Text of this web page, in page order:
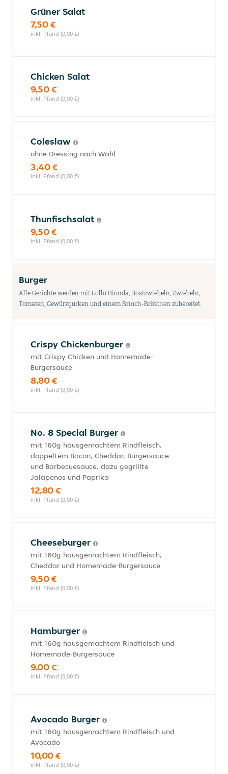
Grüner Salat
7,50 €
inkl. Pfand (0,00 €)
Chicken Salat
9,50 €
inkl. Pfand (0,00 €)
Coleslaw
ohne Dressing nach Wahl
3,40 €
inkl. Pfand (0,00 €)
Thunfischsalat
9,50 €
inkl. Pfand (0,00 €)
Burger
Alle Gerichte werden mit Lollo Bionda, Röstzwiebeln, Zwiebeln,
Tomaten, Gewürzgurken und einem Brioch-Brötchen zubereitet.
Crispy Chickenburger
mit Crispy Chicken und Homemade-
Burgersauce
8,80 €
inkl. Pfand (0,00 €)
No. 8 Special Burger
mit 160g hausgemachtem Rindfleisch,
doppeltem Bacon, Cheddar, Burgersauce
und Barbecuesauce, dazu gegrillte
Jalapenos und Paprika
12,80 €
inkl. Pfand (0,00 €)
Cheeseburger
mit 160g hausgemachtem Rindfleisch,
Cheddar und Homemade-Burgersauce
9,50 €
inkl. Pfand (0,00 €)
Hamburger
mit 160g hausgemachtem Rindfleisch und
Homemade-Burgersauce
9,00 €
inkl. Pfand (0,00 €)
Avocado Burger
mit 160g hausgemachtem Rindfleisch und
Avocado
10,00 €
inkl. Pfand (0,00 €)